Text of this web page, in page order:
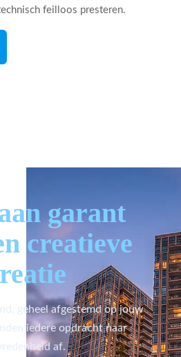
feilloos presteren.
garant
creatieve
geheel afgestemd op jouw
iedere opdracht naar
af.